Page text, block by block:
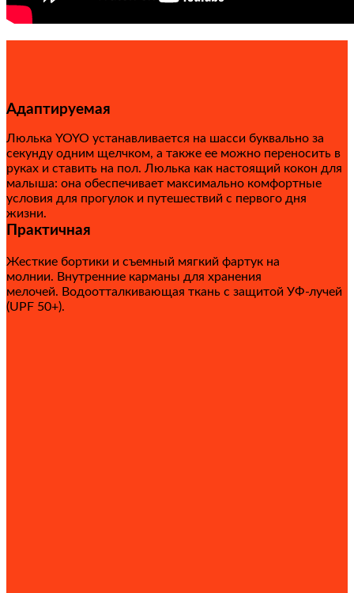
Адаптируемая
Люлька YOYO устанавливается на шасси буквально за
секунду одним щелчком, а также ее можно переносить в
руках и ставить на пол. Люлька как настоящий кокон для
малыша: она обеспечивает максимально комфортные
условия для прогулок и путешествий с первого дня
жизни.
Практичная
Жесткие бортики и съемный мягкий фартук на
молнии. Внутренние карманы для хранения
мелочей. Водоотталкивающая ткань с защитой УФ-лучей
(UPF 50+).